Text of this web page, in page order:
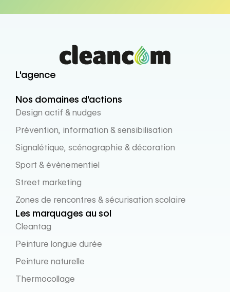
L'agence
Nos domaines d'actions
Design actif & nudges
Prévention, information & sensibilisation
Signalétique, scénographie & décoration
Sport & évènementiel
Street marketing
Zones de rencontres & sécurisation scolaire
Les marquages au sol
Cleantag
Peinture longue durée
Peinture naturelle
Thermocollage